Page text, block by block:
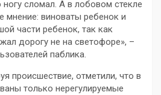
сломал. А в лобовом стекле
мнение: виноваты ребенок и
части ребенок, так как
дорогу не на светофоре», –
паблика.
происшествие, отметили, что в
только нерегулируемые